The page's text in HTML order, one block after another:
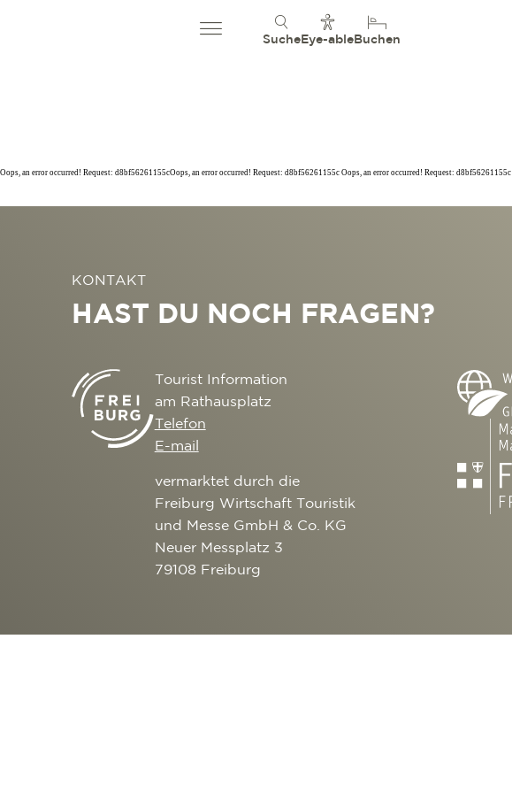
Suche Eye-able Buchen
Oops, an error occurred! Request: d8bf56261155cOops, an error occurred! Request: d8bf56261155c Oops, an error occurred! Request: d8bf56261155c
KONTAKT
HAST DU NOCH FRAGEN?
Tourist Information
am Rathausplatz
Telefon
E-mail
vermarktet durch die
Freiburg Wirtschaft Touristik
und Messe GmbH & Co. KG
Neuer Messplatz 3
79108 Freiburg